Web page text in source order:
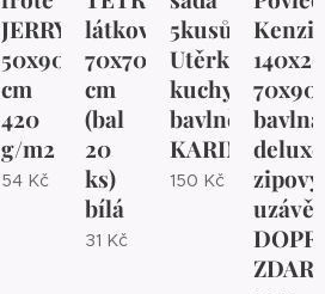
JERRY
50x90/100
cm
420
g/m2
54 Kč
látková
70x70
cm
(bal
20
ks)
bílá
31 Kč
5kusů
Utěrka
kuchyňská
bavlněná
KARIN
150 Kč
Kenzie
bavlna
zipový
uzávěr